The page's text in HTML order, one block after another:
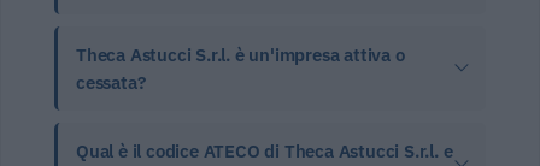
Theca Astucci S.r.l. è un'impresa attiva o
cessata?
Qual è il codice ATECO di Theca Astucci S.r.l. e